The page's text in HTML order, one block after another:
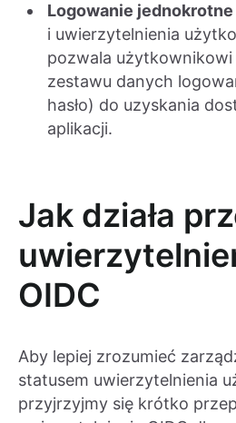
Logowanie jednokrotne
i uwierzytelnienia
pozwala
zestawu danych
hasło) do uzyskania
aplikacji.
Jak działa
OIDC
Aby lepiej zrozumieć
statusem uwierzytelnienia
przyjrzyjmy się krótko